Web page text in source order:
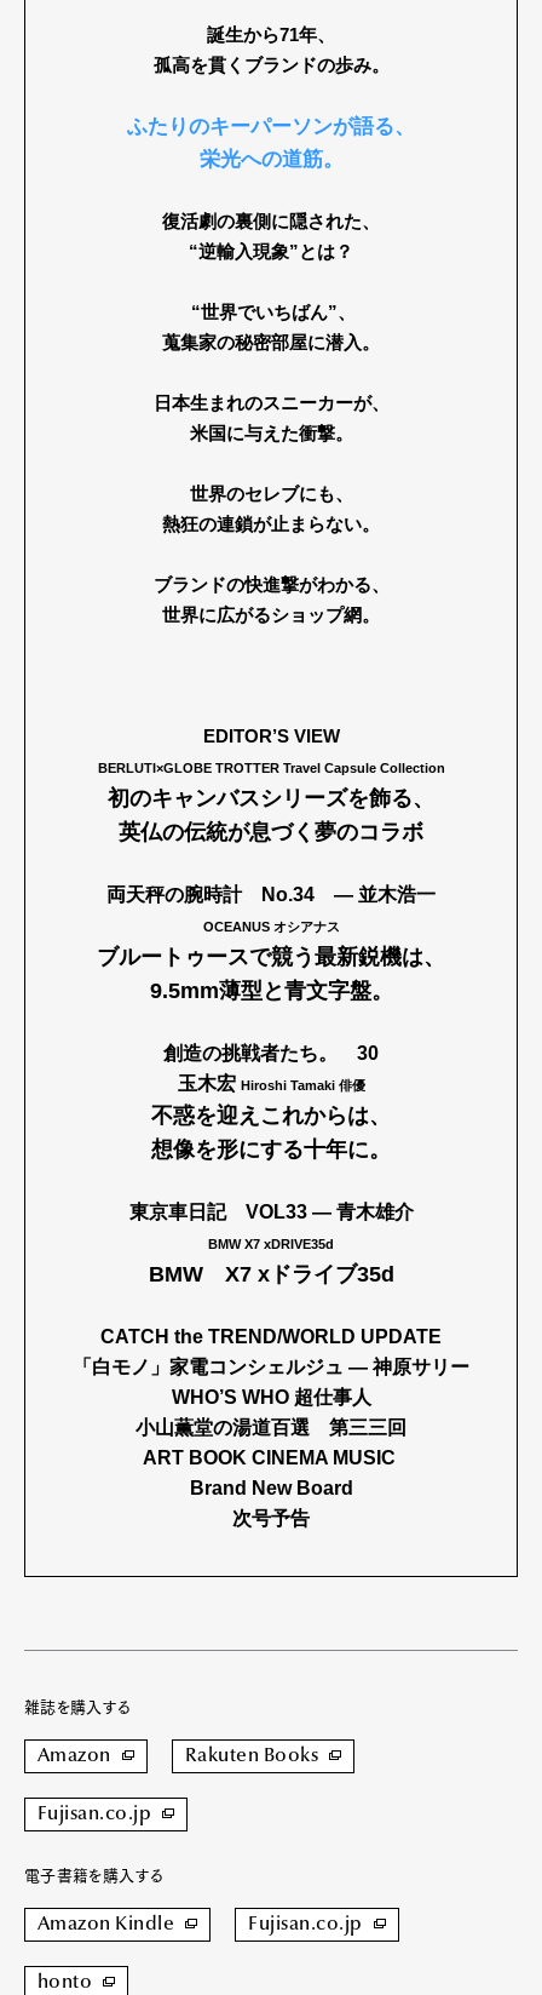
Art&DesignWatchFashion
Pen Membership
Magazine
Official Columnist
About
Pen Meet
Pen international Pen tw
誕生から71年、
孤高を貫くブランドの歩み。
ふたりのキーパーソンが語る、
栄光への道筋。
復活劇の裏側に隠された、
“逆輸入現象”とは？
“世界でいちばん”、
蒐集家の秘密部屋に潜入。
日本生まれのスニーカーが、
米国に与えた衝撃。
世界のセレブにも、
熱狂の連鎖が止まらない。
ブランドの快進撃がわかる、
世界に広がるショップ網。
EDITOR’S VIEW
BERLUTI×GLOBE TROTTER Travel Capsule Collection
初のキャンバスシリーズを飾る、
英仏の伝統が息づく夢のコラボ
両天秤の腕時計No.34 ― 並木浩一
OCEANUS オシアナス
ブルートゥースで競う最新鋭機は、
9.5mm薄型と青文字盤。
創造の挑戦者たち。
30
玉木宏 Hiroshi Tamaki 俳優
不惑を迎えこれからは、
想像を形にする十年に。
東京車日記VOL33 ― 青木雄介
BMW X7 xDRIVE35d
BMW X7 xドライブ35d
CATCH the TREND/WORLD UPDATE
「白モノ」家電コンシェルジュ ― 神原サリー
WHO’S WHO 超仕事人
小山薫堂の湯道百選 第三三回
ART BOOK CINEMA MUSIC
Brand New Board
次号予告
雑誌を購入する
Amazon Rakuten Books
Fujisan.co.jp
電子書籍を購入する
Amazon Kindle Fujisan.co.jp
honto